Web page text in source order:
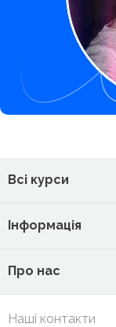
Всі курси
Інформація
Про нас
Наші контакти